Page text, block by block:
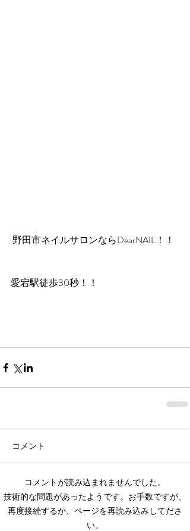
野田市ネイルサロンならDearNAIL！！
愛宕駅徒歩30秒！！
コメント
コメントが読み込まれませんでした。
技術的な問題があったようです。お手数ですが、
再度接続するか、ページを再読み込みしてださ
い。